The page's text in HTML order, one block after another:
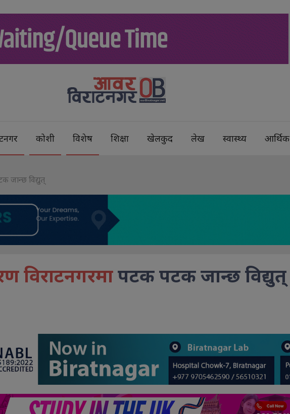
कोशी विशेष शिक्षा खेलकुद लेख स्वास्थ्य आर्थिक
जान्छ विद्युत्
विराटनगरमापटक पटक जान्छ विद्युत्